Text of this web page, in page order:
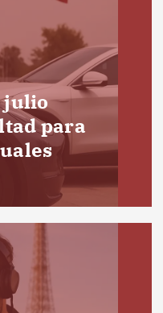
julio
para